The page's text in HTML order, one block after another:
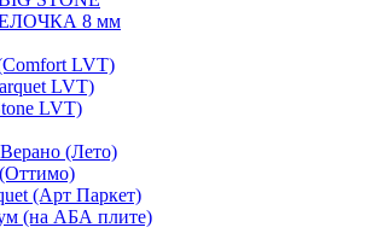
ЕЛОЧКА 8 мм
LVT)
LVT)
LVT)
(Лето)
(Арт Паркет)
(на АБА плите)